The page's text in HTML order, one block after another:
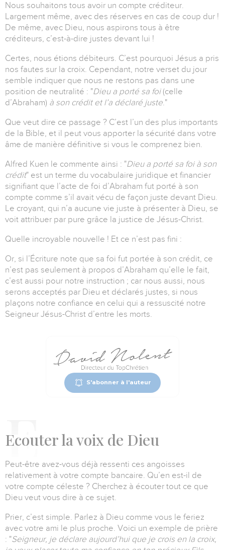
Nous souhaitons tous avoir un compte créditeur.
Largement même, avec des réserves en cas de coup dur !
De même, avec Dieu, nous aspirons tous à être
créditeurs, c’est-à-dire justes devant lui !
Certes, nous étions débiteurs. C’est pourquoi Jésus a pris
nos fautes sur la croix. Cependant, notre verset du jour
semble indiquer que nous ne restons pas dans une
position de neutralité : "Dieu a porté sa foi(celle
d’Abraham) à son crédit et l’a déclaré juste."
Que veut dire ce passage ? C’est l’un des plus importants
de la Bible, et il peut vous apporter la sécurité dans votre
âme de manière définitive si vous le comprenez bien.
Alfred Kuen le commente ainsi : "Dieu a porté sa foi à son
crédit" est un terme du vocabulaire juridique et financier
signifiant que l’acte de foi d’Abraham fut porté à son
compte comme s’il avait vécu de façon juste devant Dieu.
Le croyant, qui n’a aucune vie juste à présenter à Dieu, se
voit attribuer par pure grâce la justice de Jésus-Christ.
Quelle incroyable nouvelle ! Et ce n’est pas fini :
Or, si l’Écriture note que sa foi fut portée à son crédit, ce
n’est pas seulement à propos d’Abraham qu’elle le fait,
c’est aussi pour notre instruction ; car nous aussi, nous
serons acceptés par Dieu et déclarés justes, si nous
plaçons notre confiance en celui qui a ressuscité notre
Seigneur Jésus-Christ d’entre les morts.
S'abonner à l'auteur
Ecouter la voix de Dieu
Peut-être avez-vous déjà ressenti ces angoisses
relativement à votre compte bancaire. Qu’en est-il de
votre compte céleste ? Cherchez à écouter tout ce que
Dieu veut vous dire à ce sujet.
Prier, c’est simple. Parlez à Dieu comme vous le feriez
avec votre ami le plus proche. Voici un exemple de prière
: "Seigneur, je déclare aujourd’hui que je crois en la croix,